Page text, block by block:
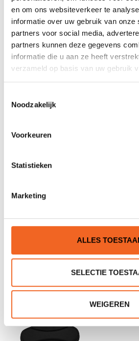
en om ons websiteverkeer te
informatie over uw gebruik van onze
partners voor social media,
partners kunnen deze gegevens
informatie die u aan ze heeft
verzameld op basis van uw gebruik
Noodzakelijk
Voorkeuren
Statistieken
Marketing
ALLES
SELECTIE
WEIGEREN
PYRANHA RUGBAND,
€59,00